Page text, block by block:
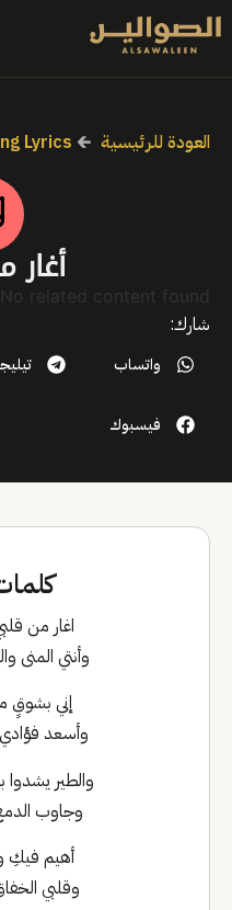
العودة للرئيسية 🡰
Lyrics
No related content found.
شارك:
واتساب
فيسبوك
اغار من
وأنتي المنى
إني بشوقٍ
وأسعد
والطير
وجاوب
أهيم فيكِ
وقلبي